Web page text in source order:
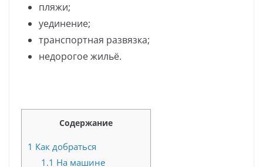
пляжи;
уединение;
транспортная развязка;
недорогое жильё.
Содержание
1 Как добраться
1.1 На машине